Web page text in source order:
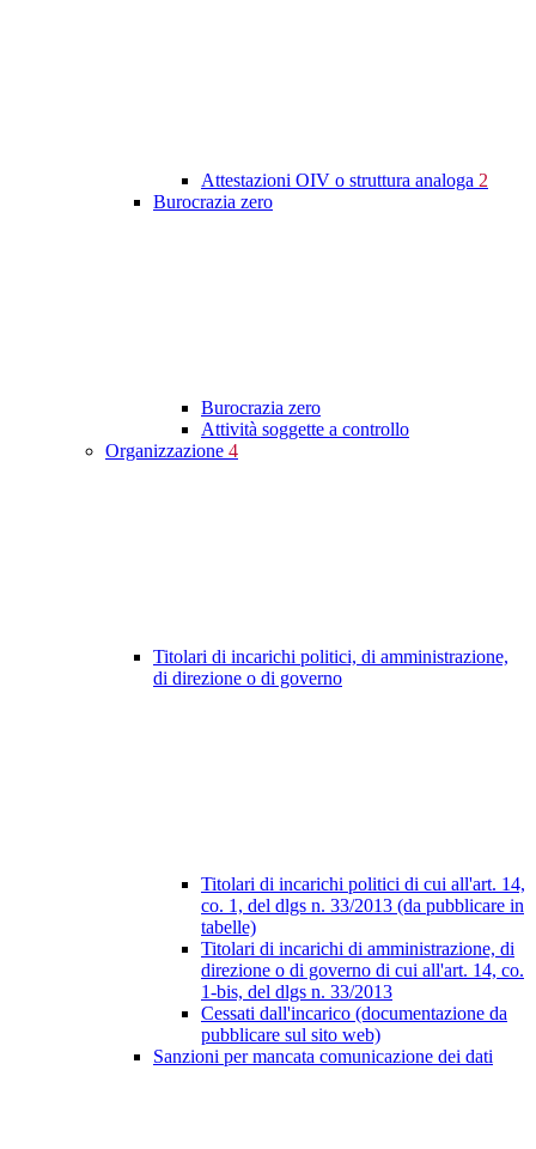
Attestazioni OIV o struttura analoga 2
Burocrazia zero
Burocrazia zero
Attività soggette a controllo
Organizzazione 4
Titolari di incarichi politici, di amministrazione,
di direzione o di governo
Titolari di incarichi politici di cui all'art. 14,
co. 1, del dlgs n. 33/2013 (da pubblicare in
tabelle)
Titolari di incarichi di amministrazione, di
direzione o di governo di cui all'art. 14, co.
1-bis, del dlgs n. 33/2013
Cessati dall'incarico (documentazione da
pubblicare sul sito web)
Sanzioni per mancata comunicazione dei dati